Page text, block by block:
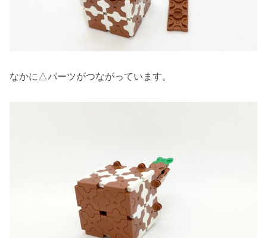
なかに△パーツがつながっています。